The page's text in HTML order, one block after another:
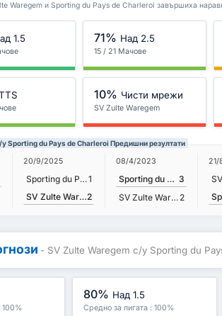
Waregem и Sporting du Pays de Charleroi завършиха
1.5 71% Над 2.5
15 / 21 Мачове
10% Чисти мрежи
SV Zulte Waregem
Sporting du Pays de Charleroi Предишни резултати
20/9/2025
Sporting du Pays de Charleroi 1
SV Zulte Waregem2
08/4/2023
Sporting du Pays de Charleroi 3
SV Zulte Waregem 2
21/
- SV Zulte Waregem с/у Sporting du
100%
80% Над 1.5
Средно за лигата : 100%